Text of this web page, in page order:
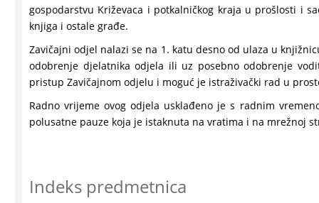
gospodarstvu Križevaca i potkalničkog kraja u prošlosti i
knjiga i ostale građe.
Zavičajni odjel nalazi se na 1. katu desno od ulaza u
odobrenje djelatnika odjela ili uz posebno odobrenje
pristup Zavičajnom odjelu i moguć je istraživački rad u
Radno vrijeme ovog odjela usklađeno je s radnim
polusatne pauze koja je istaknuta na vratima i na mrežnoj
Indeks predmetnica